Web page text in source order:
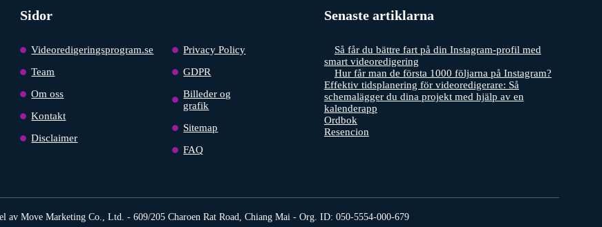
Sidor
Videoredigeringsprogram.se
Team
Om oss
Kontakt
Disclaimer
Privacy Policy
GDPR
Billeder og
grafik
Sitemap
FAQ
Senaste artiklarna
Så får du bättre fart på din Instagram-profil med
smart videoredigering
Hur får man de första 1000 följarna på Instagram?
Effektiv tidsplanering för videoredigerare: Så
schemalägger du dina projekt med hjälp av en
kalenderapp
Ordbok
Resencion
av Move Marketing Co., Ltd. - 609/205 Charoen Rat Road, Chiang Mai - Org. ID: 050-5554-000-679